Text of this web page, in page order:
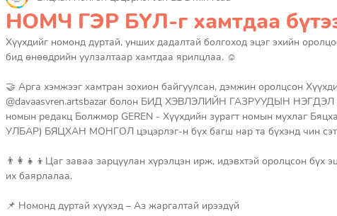
НОМЧ ГЭР БҮЛ-г хамтдаа
Хүүхдийг номонд дуртай, унших дадалтай болгоход эцэг эхийн
бид өнөөдрийн уулзалтаар хамтдаа ярилцлаа. ☺️
🤝 Арга хэмжээг хамтран зохион байгуулсан, дэмжин оролцсон
@davaasvren.artsbazar болон БИД ХЭВЛЭЛИЙН ГАЗРУУДЫН НЭГДЭЛ
номын редакц Болжмор GEREN - Хүүхдийн зурагт номын мухлаг
УЛБАР) БЯЦХАН МОНГОЛ цэцэрлэг-н бүх багш нар та бүхэнд чин
👨‍👩‍👧‍👦Цаг заваа зарцуулан хүрэлцэн ирж, идэвхтэй оролцсон бүх
их баярлалаа.
📌 Номонд дуртай хүүхэд – Аз жаргалтай ирээдүй